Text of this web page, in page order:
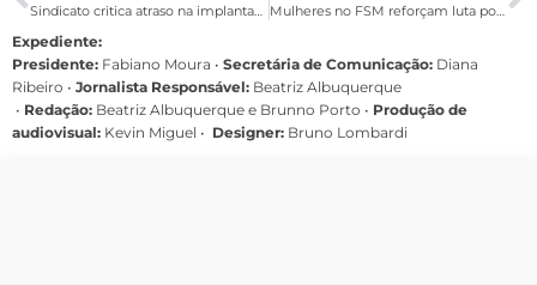
Mulheres no FSM reforçam luta por justiça, liberdade e igualdade
Expediente:
Presidente: Fabiano Moura • Secretária de Comunicação: Diana
Ribeiro • Jornalista Responsável: Beatriz Albuquerque
• Redação: Beatriz Albuquerque e Brunno Porto • Produção de
audiovisual: Kevin Miguel • Designer: Bruno Lombardi